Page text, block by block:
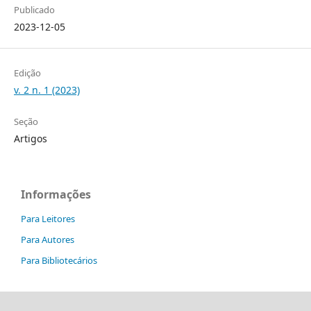
Publicado
2023-12-05
Edição
v. 2 n. 1 (2023)
Seção
Artigos
Informações
Para Leitores
Para Autores
Para Bibliotecários